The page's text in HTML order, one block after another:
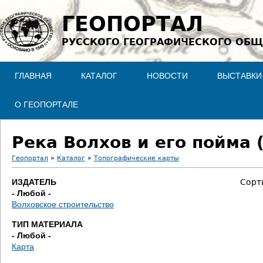
Jump to navigation
ГЕОПОРТАЛ
РУССКОГО ГЕОГРАФИЧЕСКОГО
ГЛАВНАЯ КАТАЛОГ НОВОСТИ ВЫСТАВКИ
О ГЕОПОРТАЛЕ
Река Волхов и его пойма
В
ы
з
д
Геопортал » Каталог » Топографические карты
ИЗДАТЕЛЬ
- Любой -
Волховское строительство
ТИП МАТЕРИАЛА
- Любой -
Карта